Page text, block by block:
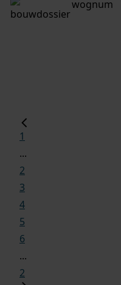
wognum
1
...
2
3
4
5
6
...
2